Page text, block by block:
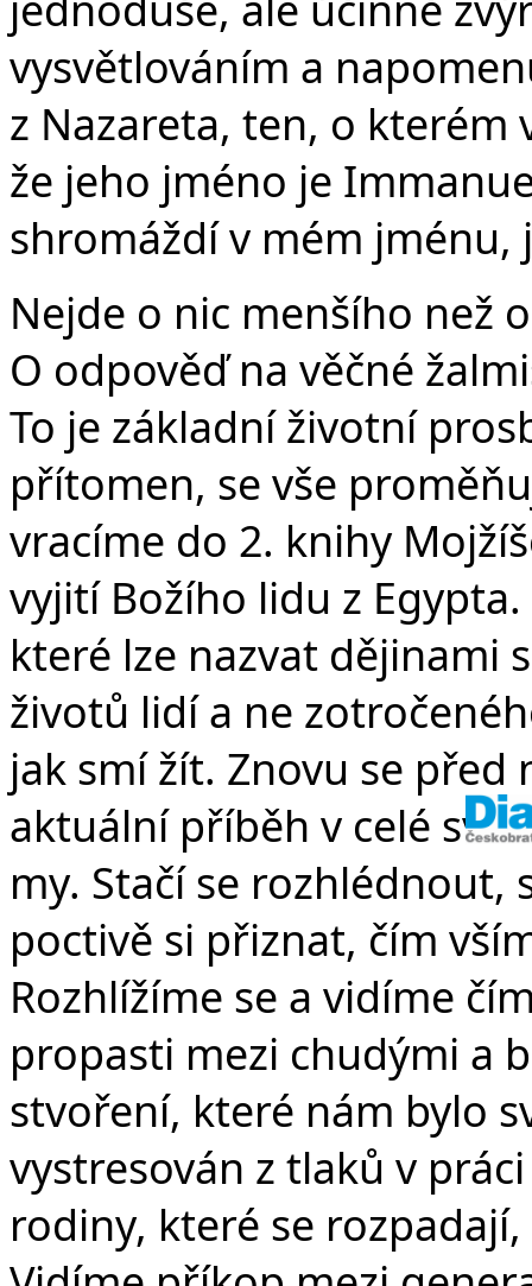
vysvětlováním a
z Nazareta, ten, o kterém
že jeho jméno je
shromáždí v mém jménu,
Nejde o nic menšího než
O odpověď na věčné
To je základní životní
přítomen, se vše
vracíme do 2. knihy
vyjití Božího lidu z
které lze nazvat dějinami
životů lidí a ne
jak smí žít. Znovu se
aktuální příběh v celé své
my. Stačí se rozhlédnout,
poctivě si přiznat, čím
Rozhlížíme se a vidíme
propasti mezi chudými a
stvoření, které nám bylo
vystresován z tlaků v
rodiny, které se